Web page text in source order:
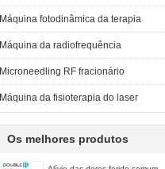
Máquina fotodinâmica da terapia
Máquina da radiofrequência
Microneedling RF fracionário
Máquina da fisioterapia do laser
Os melhores produtos